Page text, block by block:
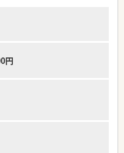
れる動機付け面接法を導入して
めの高度な対話技術を学ぶこと
した先進的な物流システムや
率は100％を維持しており、仕
円